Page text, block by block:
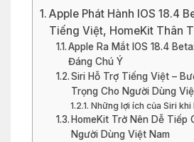
Apple Phát Hành IOS 18.4
Tiếng Việt, HomeKit Thân
Apple Ra Mắt IOS 18.4
Đáng Chú Ý
Siri Hỗ Trợ Tiếng Việt –
Trọng Cho Người Dùng
Những lợi ích của Siri khi
HomeKit Trở Nên Dễ Tiếp
Người Dùng Việt Nam